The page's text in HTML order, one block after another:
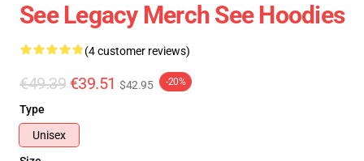
See Legacy Merch See Hoodies
(4 customer reviews)
€49.39 €39.51 $42.95 -20%
Type
Unisex